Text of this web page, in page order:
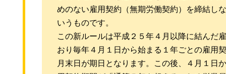
めのない雇用契約（無期労働契約）を締結し
いうものです。
この新ルールは平成２５年４月以降に結んだ
おり毎年４月１日から始まる１年ごとの雇用
月末日が期日となります。この後、４月１日